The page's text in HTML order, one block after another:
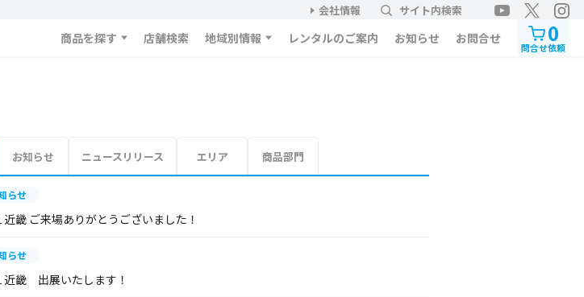
会社情報 サイト内検索
商品を探す 店舗検索 地域別情報 レンタルのご案内 お知らせ お問合せ 0
問合せ依頼
お知らせ ニュースリリース エリア 商品部門
らせ
畿 ご来場ありがとうございました！
らせ
近畿 出展いたします！